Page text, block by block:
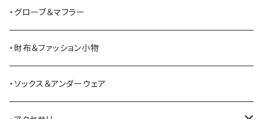
BATTLE LAKE
Barbour
BAYSIDE
パーカー
ジャージ・スウェット
ハーフパンツ・ショートパンツ
ボストンバッグ・ダッフルバッグ
ヒップバッグ・ファニーパック
ブリーフケース
サンダル
その他シューズ
シュー用品
・グローブ＆マフラー
・財布＆ファッション小物
・ソックス＆アンダーウェア